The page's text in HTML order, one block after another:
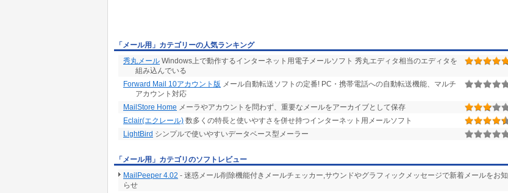
「メール用」カテゴリーの人気ランキング
秀丸メール Windows上で動作するインターネット用電子メールソフト 秀丸エディタ相当のエディタを
組み込んでいる
Forward Mail 10アカウント版 メール自動転送ソフトの定番! PC・携帯電話への自動転送機能、マルチ
アカウント対応
MailStore Home メーラやアカウントを問わず、重要なメールをアーカイブとして保存
Eclair(エクレール) 数多くの特長と使いやすさを併せ持つインターネット用メールソフト
LightBird シンプルで使いやすいデータベース型メーラー
「メール用」カテゴリのソフトレビュー
MailPeeper 4.02 - 迷惑メール削除機能付きメールチェッカー,サウンドやグラフィックメッセージで新着メールをお知
らせ